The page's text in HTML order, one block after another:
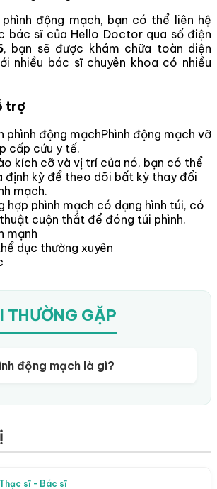
động mạch, bạn có thể liên hệ
bác sĩ của Hello Doctor qua số điện
, bạn sẽ được khám chữa toàn diện
nhiều bác sĩ chuyên khoa có nhiều
trợ
phình động mạchPhình động mạch vỡ
cấp cứu y tế.
kích cỡ và vị trí của nó, bạn có thể
định kỳ để theo dõi bất kỳ thay đổi
mạch.
hợp phình mạch có dạng hình túi, có
cuộn thắt để đóng túi phình.
mạnh
dục thường xuyên
THƯỜNG GẶP
động mạch là gì?
Thạc sĩ - Bác sĩ